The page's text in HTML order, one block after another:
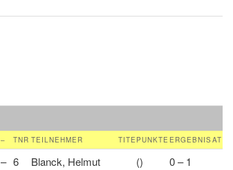
– TNR TEILNEHMER TITE PUNKTE ERGEBNISAT
– 6 Blanck, Helmut ()
0 – 1